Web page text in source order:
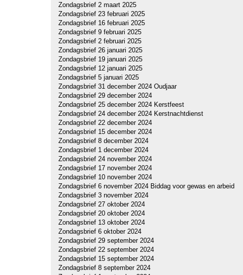
Zondagsbrief 2 maart 2025
Zondagsbrief 23 februari 2025
Zondagsbrief 16 februari 2025
Zondagsbrief 9 februari 2025
Zondagsbrief 2 februari 2025
Zondagsbrief 26 januari 2025
Zondagsbrief 19 januari 2025
Zondagsbrief 12 januari 2025
Zondagsbrief 5 januari 2025
Zondagsbrief 31 december 2024 Oudjaar
Zondagsbrief 29 december 2024
Zondagsbrief 25 december 2024 Kerstfeest
Zondagsbrief 24 december 2024 Kerstnachtdienst
Zondagsbrief 22 december 2024
Zondagsbrief 15 december 2024
Zondagsbrief 8 december 2024
Zondagsbrief 1 december 2024
Zondagsbrief 24 november 2024
Zondagsbrief 17 november 2024
Zondagsbrief 10 november 2024
Zondagsbrief 6 november 2024 Biddag voor gewas en arbeid
Zondagsbrief 3 november 2024
Zondagsbrief 27 oktober 2024
Zondagsbrief 20 oktober 2024
Zondagsbrief 13 oktober 2024
Zondagsbrief 6 oktober 2024
Zondagsbrief 29 september 2024
Zondagsbrief 22 september 2024
Zondagsbrief 15 september 2024
Zondagsbrief 8 september 2024